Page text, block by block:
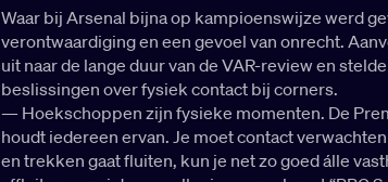
Waar bij Arsenal bijna op kampioenswijze werd
verontwaardiging en een gevoel van onrecht.
uit naar de lange duur van de VAR-review en
beslissingen over fysiek contact bij corners.
— Hoekschoppen zijn fysieke momenten. De
houdt iedereen ervan. Je moet contact
en trekken gaat fluiten, kun je net zo goed álle